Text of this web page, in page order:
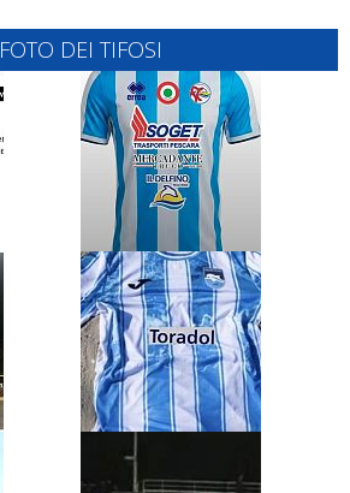
FOTO DEI TIFOSI